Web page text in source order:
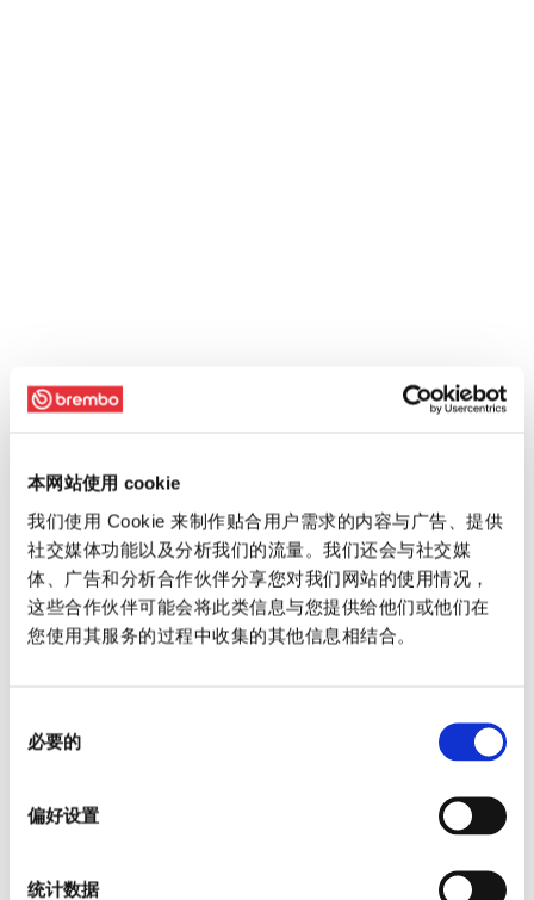
本网站使用 cookie
我们使用 Cookie 来制作贴合用户需求的内容与广告、提供
社交媒体功能以及分析我们的流量。我们还会与社交媒
体、广告和分析合作伙伴分享您对我们网站的使用情况，
这些合作伙伴可能会将此类信息与您提供给他们或他们在
您使用其服务的过程中收集的其他信息相结合。
必要的
偏好设置
统计数据